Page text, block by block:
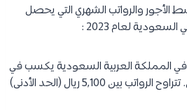
والرواتب الشهري التي يحصل
لعام 2023 :
العربية السعودية يكسب في
المتوسط حوالي 10,600 ريال. تتراوح الرواتب بين 5,100 ريال (الحد الأدنى)